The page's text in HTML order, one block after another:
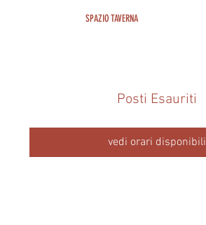
SPAZIO TAVERNA
Posti Esauriti
vedi orari disponibili